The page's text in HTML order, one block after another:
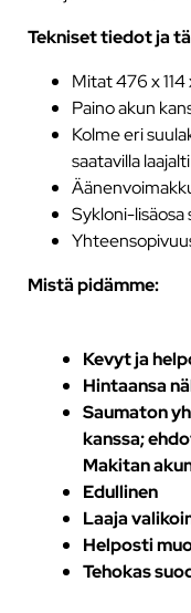
Tekniset tiedot ja
Mitat 476 x
Paino akun
Kolme eri
saatavilla laajalti
Sykloni-lisäosa
Mistä pidämme:
Kevyt ja
Hintaansa
Saumaton
kanssa;
Makitan
Edullinen
Laaja
Helposti
Tehokas